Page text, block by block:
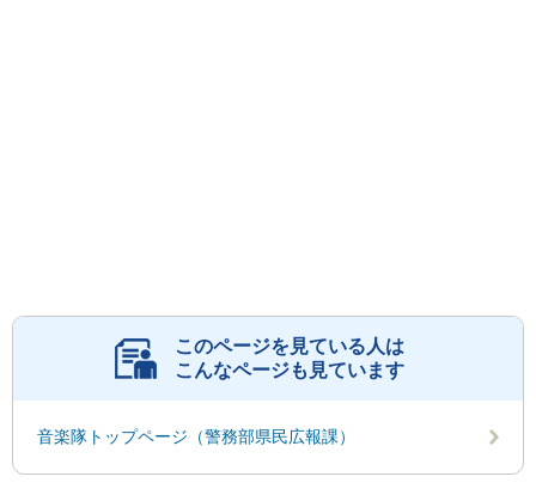
このページを見ている人は
こんなページも見ています
音楽隊トップページ（警務部県民広報課）